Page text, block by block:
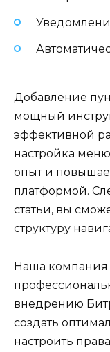
Добавление
мощный
эффективной
настройка
опыт и
платформой.
статьи, вы
структуру
Наша компания
внедрению
создать
настроить